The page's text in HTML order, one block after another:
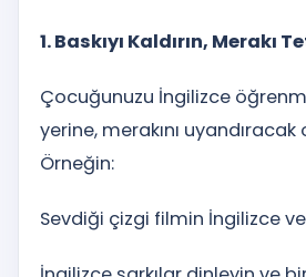
1. Baskıyı Kaldırın, Merakı
Çocuğunuzu İngilizce
yerine, merakını
Örneğin:
Sevdiği çizgi filmin İngilizce